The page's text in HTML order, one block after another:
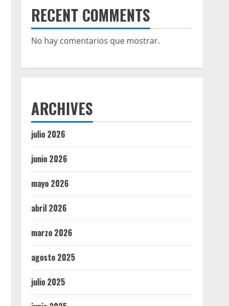
RECENT COMMENTS
No hay comentarios que mostrar.
ARCHIVES
julio 2026
junio 2026
mayo 2026
abril 2026
marzo 2026
agosto 2025
julio 2025